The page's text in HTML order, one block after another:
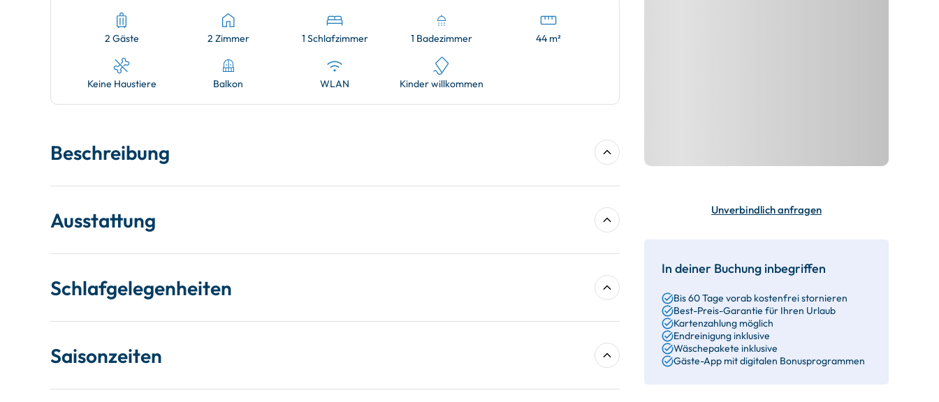
2 Gäste 2 Zimmer 1 Schlafzimmer 1 Badezimmer 44 m²
Keine Haustiere Balkon WLAN Kinder willkommen
Beschreibung
Ausstattung
Schlafgelegenheiten
Saisonzeiten
Unverbindlich anfragen
In deiner Buchung inbegriffen
Bis 60 Tage vorab kostenfrei stornieren
Best-Preis-Garantie für Ihren Urlaub
Kartenzahlung möglich
Endreinigung inklusive
Wäschepakete inklusive
Gäste-App mit digitalen Bonusprogrammen